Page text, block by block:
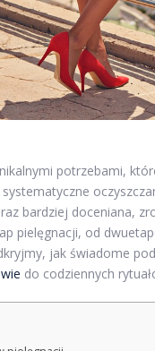
potrzebami,
bardziej doceniana,
pielęgnacji, od
jak świadome
do codziennych